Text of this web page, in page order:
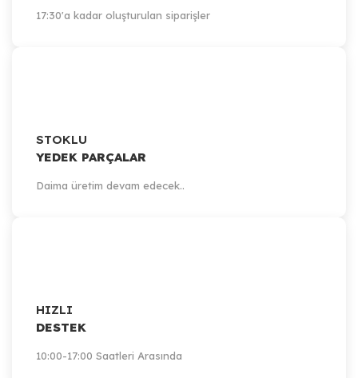
17:30'a kadar oluşturulan siparişler
STOKLU
YEDEK PARÇALAR
Daima üretim devam edecek..
HIZLI
DESTEK
10:00-17:00 Saatleri Arasında